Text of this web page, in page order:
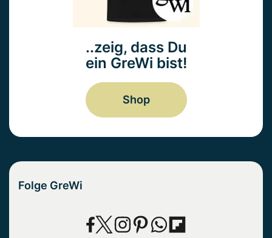
..zeig, dass Du
ein GreWi bist!
Shop
Folge GreWi